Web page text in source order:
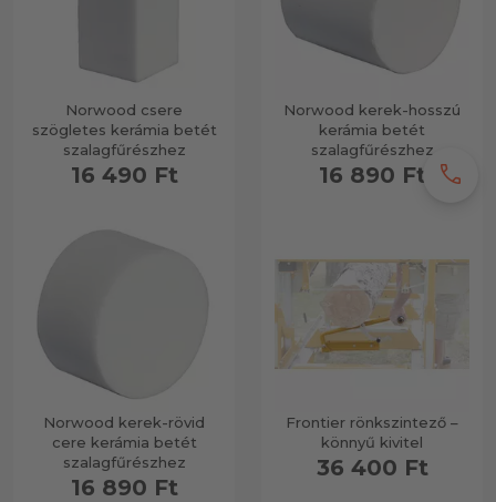
Norwood csere
szögletes kerámia betét
szalagfűrészhez
16 490 Ft
Norwood kerek-hosszú
kerámia betét
szalagfűrészhez
16 890 Ft
Norwood kerek-rövid
cere kerámia betét
szalagfűrészhez
16 890 Ft
Frontier rönkszintező –
könnyű kivitel
36 400 Ft
call